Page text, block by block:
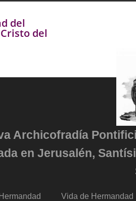
del
del
Archicofradía
en Jerusalén,
Hermandad Vida de Hermandad